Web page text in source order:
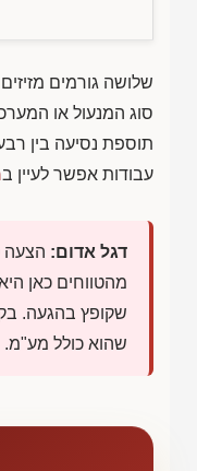
שלושה גורמים
סוג המנעול או
תוספת נסיעה בין
עבודות אפשר לעיין ב
דגל אדום: הצעה
מהטווחים כאן
שקופץ בהגעה.
שהוא כולל מע"מ.